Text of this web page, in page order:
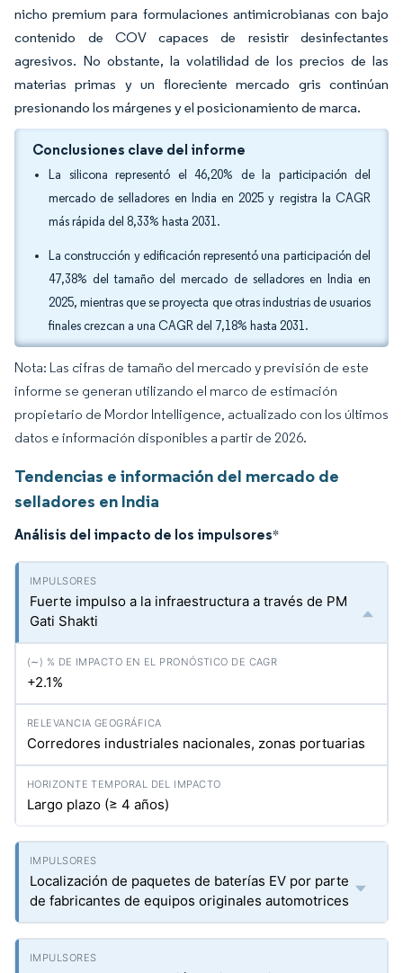
nicho premium para formulaciones antimicrobianas con bajo
contenido de COV capaces de resistir desinfectantes
agresivos. No obstante, la volatilidad de los precios de las
materias primas y un floreciente mercado gris continúan
presionando los márgenes y el posicionamiento de marca.
Conclusiones clave del informe
La silicona representó el 46,20% de la participación del
mercado de selladores en India en 2025 y registra la CAGR
más rápida del 8,33% hasta 2031.
La construcción y edificación representó una participación del
47,38% del tamaño del mercado de selladores en India en
2025, mientras que se proyecta que otras industrias de usuarios
finales crezcan a una CAGR del 7,18% hasta 2031.
Nota: Las cifras de tamaño del mercado y previsión de este
informe se generan utilizando el marco de estimación
propietario de Mordor Intelligence, actualizado con los últimos
datos e información disponibles a partir de 2026.
Tendencias e información del mercado de
selladores en India
Análisis del impacto de los impulsores*
Fuerte impulso a la infraestructura a través de PM
Gati Shakti
+2.1%
Corredores industriales nacionales, zonas portuarias
Largo plazo (≥ 4 años)
Localización de paquetes de baterías EV por parte
de fabricantes de equipos originales automotrices